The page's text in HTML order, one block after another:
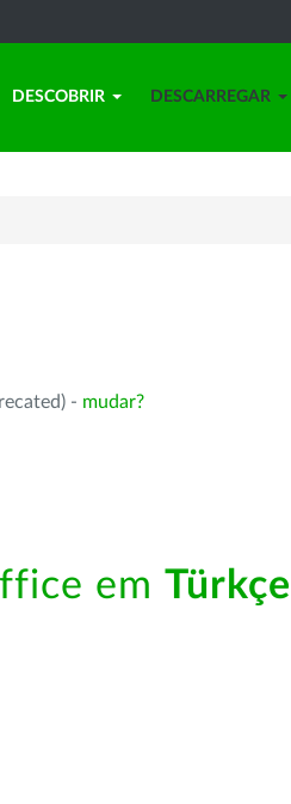
DESCOBRIR DESCARREGAR
- mudar?
em Türkçe